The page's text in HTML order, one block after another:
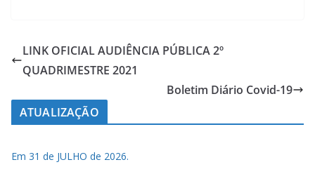
LINK OFICIAL AUDIÊNCIA PÚBLICA 2º
QUADRIMESTRE 2021
Boletim Diário Covid-19
ATUALIZAÇÃO
Em 31 de JULHO de 2026.